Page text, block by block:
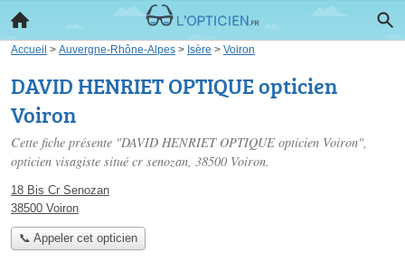
Accueil > Auvergne-Rhône-Alpes > Isère > Voiron
DAVID HENRIET OPTIQUE opticien
Voiron
Cette fiche présente "DAVID HENRIET OPTIQUE opticien Voiron",
opticien visagiste situé cr senozan, 38500 Voiron.
18 Bis Cr Senozan
38500 Voiron
📞 Appeler cet opticien